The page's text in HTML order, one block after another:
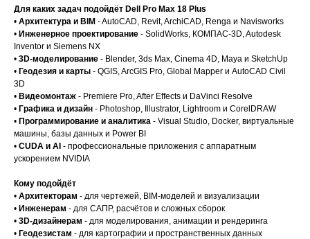
Для каких задач подойдёт Dell Pro Max 18 Plus
• Архитектура и BIM - AutoCAD, Revit, ArchiCAD, Renga и Navisworks
• Инженерное проектирование - SolidWorks, КОМПАС-3D, Autodesk
Inventor и Siemens NX
• 3D-моделирование - Blender, 3ds Max, Cinema 4D, Maya и SketchUp
• Геодезия и карты - QGIS, ArcGIS Pro, Global Mapper и AutoCAD Civil
3D
• Видеомонтаж - Premiere Pro, After Effects и DaVinci Resolve
• Графика и дизайн - Photoshop, Illustrator, Lightroom и CorelDRAW
• Программирование и аналитика - Visual Studio, Docker, виртуальные
машины, базы данных и Power BI
• CUDA и AI - профессиональные приложения с аппаратным
ускорением NVIDIA
Кому подойдёт
• Архитекторам - для чертежей, BIM-моделей и визуализации
• Инженерам - для САПР, расчётов и сложных сборок
• 3D-дизайнерам - для моделирования, анимации и рендеринга
• Геодезистам - для картографии и пространственных данных